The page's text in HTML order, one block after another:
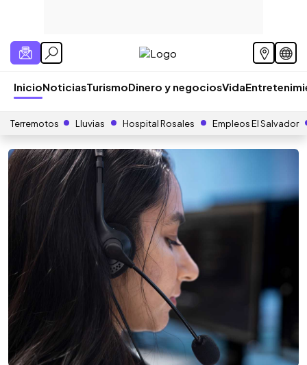
InicioNoticiasTurismoDinero y negociosVida
Terremotos Lluvias Hospital Rosales Empleos El Salvador